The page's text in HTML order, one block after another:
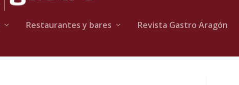
Restaurantes y bares Revista Gastro Aragón